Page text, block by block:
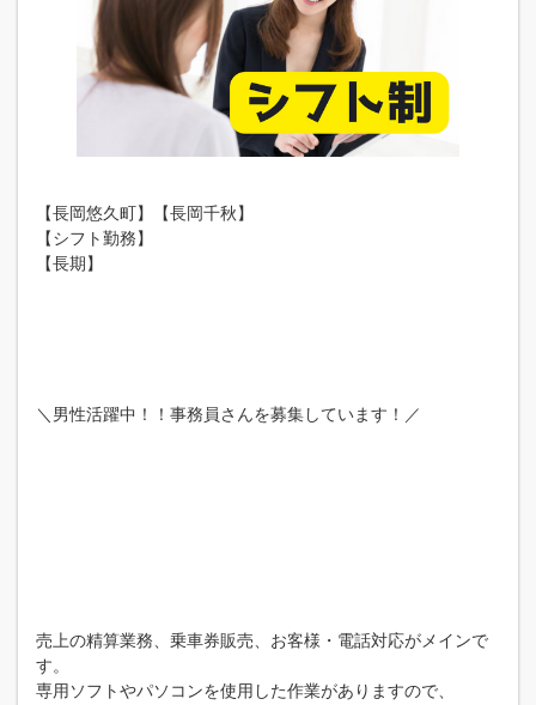
【長岡悠久町】【長岡千秋】
【シフト勤務】
【長期】
＼男性活躍中！！事務員さんを募集しています！／
売上の精算業務、乗車券販売、お客様・電話対応がメインで
す。
専用ソフトやパソコンを使用した作業がありますので、